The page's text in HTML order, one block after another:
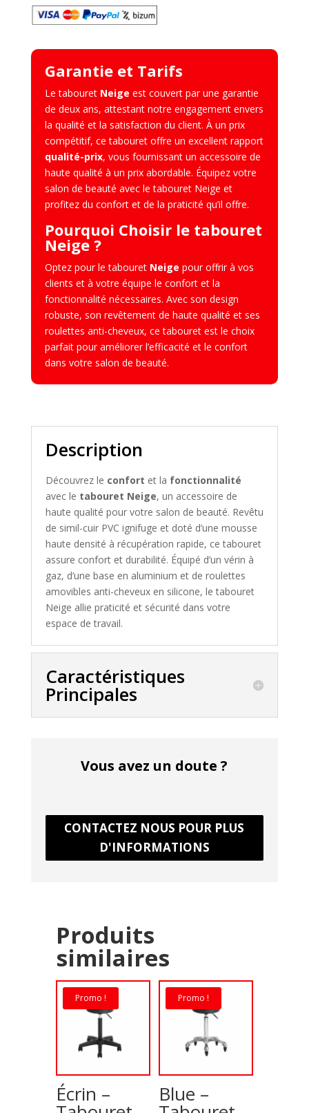
Tabouret
Garantie et Tarifs
Le tabouret Neige est couvert par une garantie
de deux ans, attestant notre engagement envers
la qualité et la satisfaction du client. À un prix
compétitif, ce tabouret offre un excellent rapport
qualité-prix, vous fournissant un accessoire de
haute qualité à un prix abordable. Équipez votre
salon de beauté avec le tabouret Neige et
profitez du confort et de la praticité qu’il offre.
Pourquoi Choisir le tabouret
Neige ?
Optez pour le tabouret Neige pour offrir à vos
clients et à votre équipe le confort et la
fonctionnalité nécessaires. Avec son design
robuste, son revêtement de haute qualité et ses
roulettes anti-cheveux, ce tabouret est le choix
parfait pour améliorer l’efficacité et le confort
dans votre salon de beauté.
Description
Découvrez le confort et la fonctionnalité
avec le tabouret Neige, un accessoire de
haute qualité pour votre salon de beauté. Revêtu
de simil-cuir PVC ignifuge et doté d’une mousse
haute densité à récupération rapide, ce tabouret
assure confort et durabilité. Équipé d’un vérin à
gaz, d’une base en aluminium et de roulettes
amovibles anti-cheveux en silicone, le tabouret
Neige allie praticité et sécurité dans votre
espace de travail.
Caractéristiques
Principales
Vous avez un doute ?
CONTACTEZ NOUS POUR PLUS
D'INFORMATIONS
Produits
similaires
Promo !
Écrin –
Promo !
Blue –